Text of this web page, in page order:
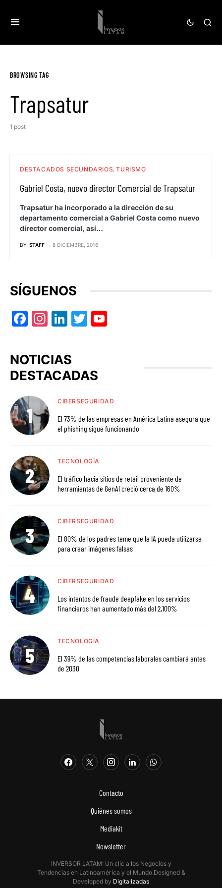
BROWSING TAG
Trapsatur
1 post
DESTACADOS SECUNDARIOS TURISMO
Gabriel Costa, nuevo director Comercial de Trapsatur
Trapsatur ha incorporado a la dirección de su
departamento comercial a Gabriel Costa como nuevo
director comercial, así…
BY STAFF 8 DICIEMBRE, 2016
SÍGUENOS
Facebook
Instagram
LinkedIn
Twitter
NOTICIAS
DESTACADAS
CIBERSEGURIDAD
El 73% de las empresas en América Latina asegura que
el phishing sigue funcionando
TECNOLOGÍA
El tráfico hacia sitios de retail proveniente de
herramientas de GenAI creció cerca de 160%
CIBERSEGURIDAD
El 80% de los padres teme que la IA pueda utilizarse
para crear imágenes falsas
CIBERSEGURIDAD
Los intentos de fraude deepfake en los servicios
financieros han aumentado más del 2,100%
TECNOLOGÍA
El 39% de las competencias laborales cambiará antes
de 2030
Contacto
Quiénes somos
Mediakit
Newsletter
INVERSOR LATAM: Un clic a los Negocios y
Tendencias en Latinoamérica y el Mundo.Designed &
Developed by Digitalizadas